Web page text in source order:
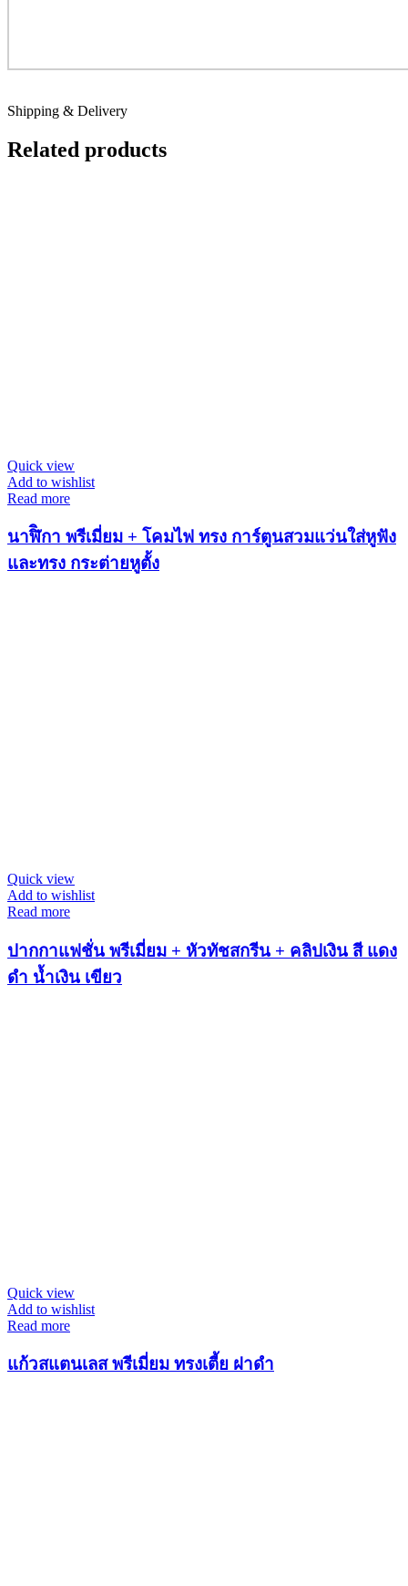
Shipping & Delivery
Related products
Quick view
Add to wishlist
Read more
นาฬิิกา พรีเมี่ยม + โคมไฟ ทรง การ์ตูนสวมแว่นใส่หูฟัง
และทรง กระต่ายหูตั้ง
Quick view
Add to wishlist
Read more
ปากกาแฟชั่น พรีเมี่ยม + หัวทัชสกรีน + คลิปเงิน สี แดง
ดำ น้ำเงิน เขียว
Quick view
Add to wishlist
Read more
แก้วสแตนเลส พรีเมี่ยม ทรงเตี้ย ฝาดำ